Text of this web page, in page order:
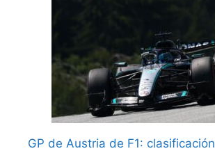
GP de Austria de F1: